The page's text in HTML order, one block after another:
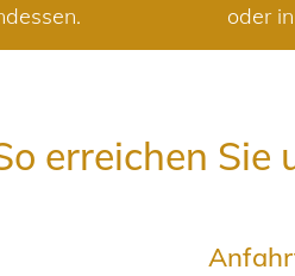
oder
erreichen Sie